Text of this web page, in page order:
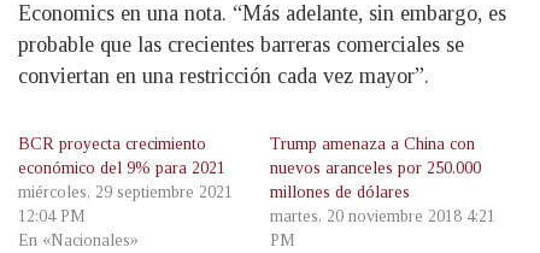
Economics en una nota. “Más adelante, sin embargo, es
probable que las crecientes barreras comerciales se
conviertan en una restricción cada vez mayor”.
BCR proyecta crecimiento
económico del 9% para 2021
miércoles, 29 septiembre 2021
12:04 PM
En «Nacionales»
Trump amenaza a China con
nuevos aranceles por 250.000
millones de dólares
martes, 20 noviembre 2018 4:21
PM